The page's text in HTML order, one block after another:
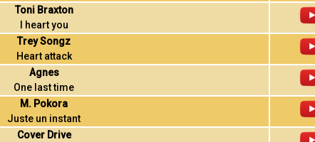
Toni Braxton
I heart you
Trey Songz
Heart attack
Agnes
One last time
M. Pokora
Juste un instant
Cover Drive